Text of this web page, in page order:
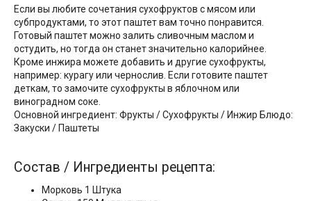
Если вы любите сочетания сухофруктов с мясом или
субпродуктами, то этот паштет вам точно понравится.
Готовый паштет можно залить сливочным маслом и
остудить, но тогда он станет значительно калорийнее.
Кроме инжира можете добавить и другие сухофрукты,
например: курагу или чернослив. Если готовите паштет
деткам, то замочите сухофрукты в яблочном или
виноградном соке.
Основной ингредиент: Фрукты / Сухофрукты / Инжир Блюдо:
Закуски / Паштеты
Состав / Ингредиенты рецепта:
Морковь 1 Штука